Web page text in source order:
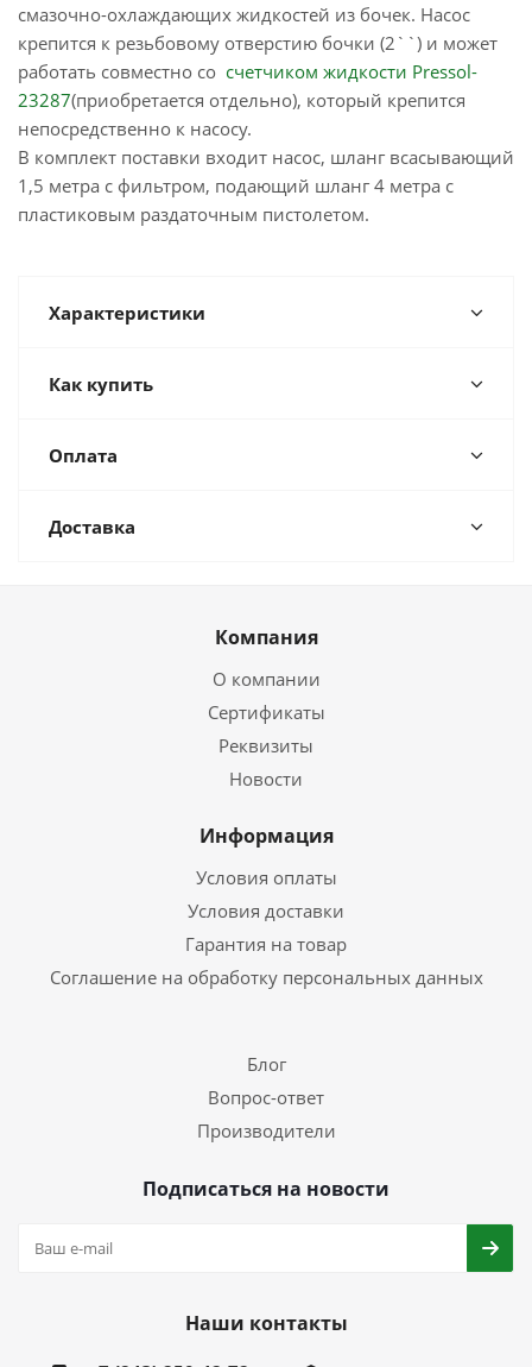
смазочно-охлаждающих жидкостей из бочек. Насос
крепится к резьбовому отверстию бочки (2``) и может
работать совместно со счетчиком жидкости Pressol-
23287(приобретается отдельно), который крепится
непосредственно к насосу.
В комплект поставки входит насос, шланг всасывающий
1,5 метра с фильтром, подающий шланг 4 метра с
пластиковым раздаточным пистолетом.
Характеристики
Как купить
Оплата
Доставка
Компания
О компании
Сертификаты
Реквизиты
Новости
Информация
Условия оплаты
Условия доставки
Гарантия на товар
Соглашение на обработку персональных данных
Блог
Вопрос-ответ
Производители
Подписаться на новости
Наши контакты